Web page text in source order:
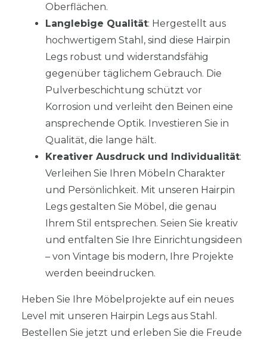
Oberflächen.
Langlebige Qualität: Hergestellt aus
hochwertigem Stahl, sind diese Hairpin
Legs robust und widerstandsfähig
gegenüber täglichem Gebrauch. Die
Pulverbeschichtung schützt vor
Korrosion und verleiht den Beinen eine
ansprechende Optik. Investieren Sie in
Qualität, die lange hält.
Kreativer Ausdruck und Individualität:
Verleihen Sie Ihren Möbeln Charakter
und Persönlichkeit. Mit unseren Hairpin
Legs gestalten Sie Möbel, die genau
Ihrem Stil entsprechen. Seien Sie kreativ
und entfalten Sie Ihre Einrichtungsideen
– von Vintage bis modern, Ihre Projekte
werden beeindrucken.
Heben Sie Ihre Möbelprojekte auf ein neues
Level mit unseren Hairpin Legs aus Stahl.
Bestellen Sie jetzt und erleben Sie die Freude